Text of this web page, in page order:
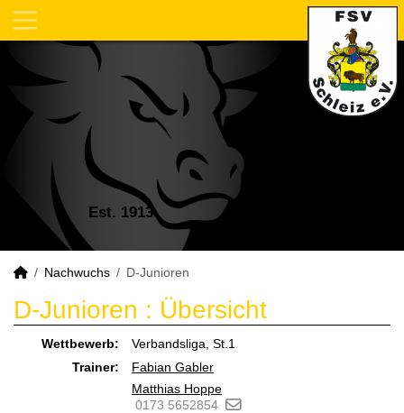
Est. 1913
Nachwuchs D-Junioren
D-Junioren : Übersicht
Wettbewerb:
Verbandsliga, St.1
Trainer:
Fabian Gabler
Matthias Hoppe
0173 5652854